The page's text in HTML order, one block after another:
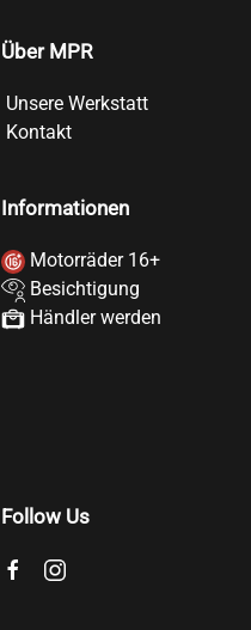
Über MPR
Unsere Werkstatt
Kontakt
Informationen
Motorräder 16+
Besichtigung
Händler werden
Follow Us